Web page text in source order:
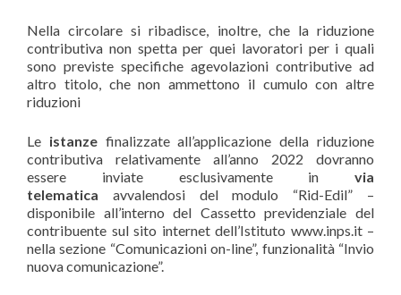
Nella circolare si ribadisce, inoltre, che la riduzione
contributiva non spetta per quei lavoratori per i quali
sono previste specifiche agevolazioni contributive ad
altro titolo, che non ammettono il cumulo con altre
riduzioni
Le istanzefinalizzate all’applicazione della riduzione
contributiva relativamente all’anno 2022 dovranno
essere inviate esclusivamente in via
telematica avvalendosi del modulo “Rid-Edil” –
disponibile all’interno del Cassetto previdenziale del
contribuente sul sito internet dell’Istituto www.inps.it –
nella sezione “Comunicazioni on-line”, funzionalità “Invio
nuova comunicazione”.